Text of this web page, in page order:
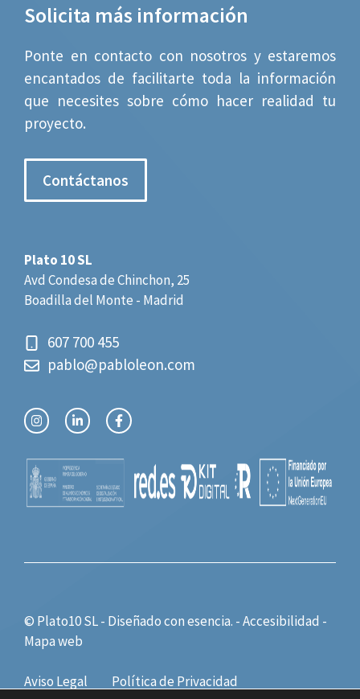
Solicita más información
Ponte en contacto con nosotros y estaremos
encantados de facilitarte toda la información
que necesites sobre cómo hacer realidad tu
proyecto.
Contáctanos
Plato 10 SL
Avd Condesa de Chinchon, 25
Boadilla del Monte - Madrid
607 700 455
pablo@pabloleon.com
© Plato10 SL - Diseñado conesencia. -Accesibilidad -
Mapa web
Aviso Legal
Política de Privacidad